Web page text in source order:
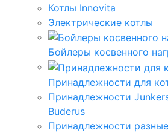
Котлы Innovita
Электрические котлы
Бойлеры косвенного
Принадлежности для
Принадлежности
Buderus
Принадлежности разные